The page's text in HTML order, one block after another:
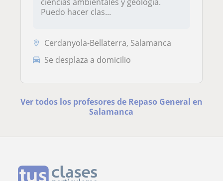
ciencias ambientales y geología.
Puedo hacer clas...
Cerdanyola-Bellaterra, Salamanca
Se desplaza a domicilio
Ver todos los profesores de Repaso General en
Salamanca